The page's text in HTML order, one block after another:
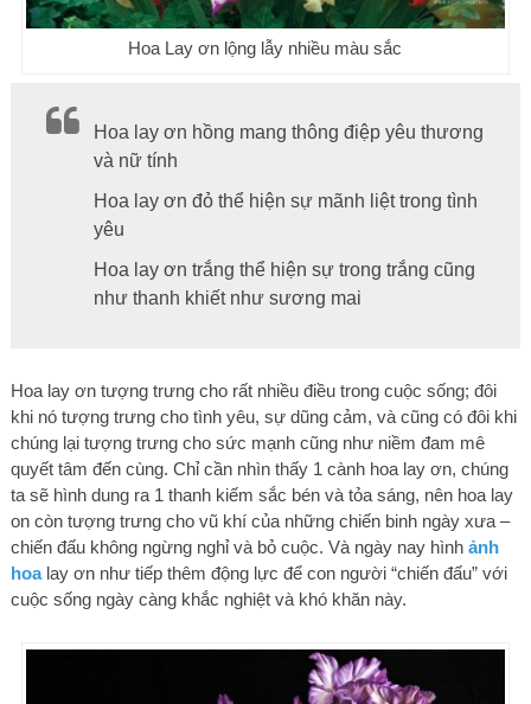
Hoa Lay ơn lộng lẫy nhiều màu sắc
Hoa lay ơn hồng mang thông điệp yêu thương
và nữ tính
Hoa lay ơn đỏ thể hiện sự mãnh liệt trong tình
yêu
Hoa lay ơn trắng thể hiện sự trong trắng cũng
như thanh khiết như sương mai
Hoa lay ơn tượng trưng cho rất nhiều điều trong cuộc sống; đôi
khi nó tượng trưng cho tình yêu, sự dũng cảm, và cũng có đôi khi
chúng lại tượng trưng cho sức mạnh cũng như niềm đam mê
quyết tâm đến cùng. Chỉ cần nhìn thấy 1 cành hoa lay ơn, chúng
ta sẽ hình dung ra 1 thanh kiếm sắc bén và tỏa sáng, nên hoa lay
on còn tượng trưng cho vũ khí của những chiến binh ngày xưa –
chiến đấu không ngừng nghỉ và bỏ cuộc. Và ngày nay hình ảnh
hoalay ơn như tiếp thêm động lực để con người “chiến đấu” với
cuộc sống ngày càng khắc nghiệt và khó khăn này.